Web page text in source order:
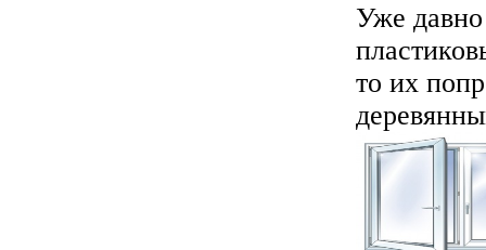
Уже
то их